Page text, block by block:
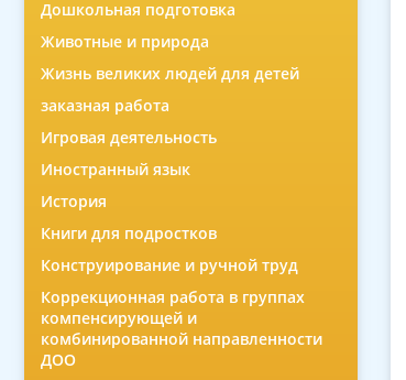
Дошкольная подготовка
Животные и природа
Жизнь великих людей для детей
заказная работа
Игровая деятельность
Иностранный язык
История
Книги для подростков
Конструирование и ручной труд
Коррекционная работа в группах
компенсирующей и
комбинированной направленности
ДОО